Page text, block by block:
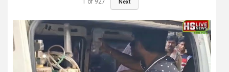
1 of 927 Next